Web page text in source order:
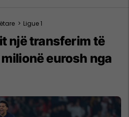
> Ligue 1
një transferim të
eurosh nga